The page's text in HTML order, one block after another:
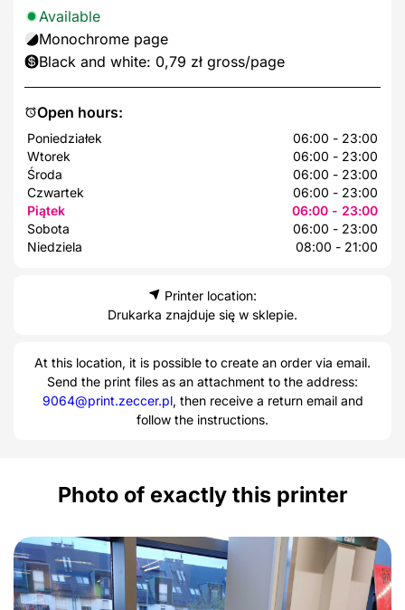
Open hours:
Poniedziałek
06:00 - 23:00
Wtorek
06:00 - 23:00
Środa
06:00 - 23:00
Czwartek
06:00 - 23:00
Piątek
06:00 - 23:00
Sobota
06:00 - 23:00
Niedziela
08:00 - 21:00
Available
Monochrome page
Black and white: 0,79 zł gross/page
Printer location:
Drukarka znajduje się w sklepie.
At this location, it is possible to create an order via email.
Send the print files as an attachment to the address:
9064@print.zeccer.pl, then receive a return email and
follow the instructions.
Photo of exactly this printer